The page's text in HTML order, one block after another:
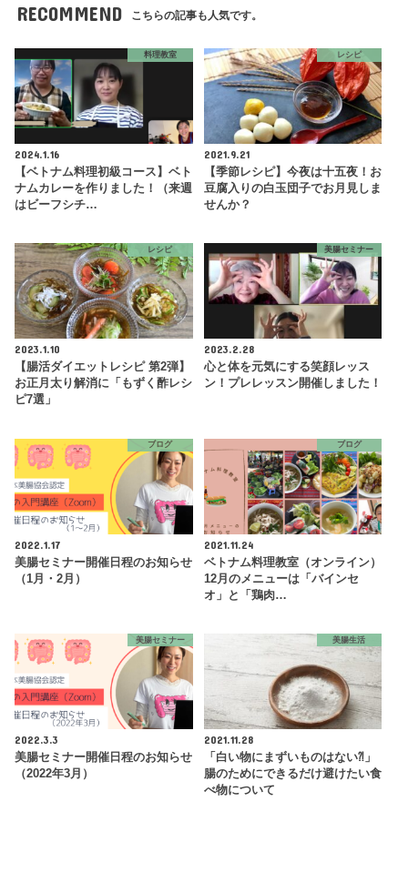
RECOMMEND こちらの記事も人気です。
料理教室
2024.1.16
【ベトナム料理初級コース】ベト
ナムカレーを作りました！（来週
はビーフシチ…
レシピ
2021.9.21
【季節レシピ】今夜は十五夜！お
豆腐入りの白玉団子でお月見しま
せんか？
レシピ
2023.1.10
【腸活ダイエットレシピ 第2弾】
お正月太り解消に「もずく酢レシ
ピ7選」
美腸セミナー
2023.2.28
心と体を元気にする笑顔レッス
ン！プレレッスン開催しました！
ブログ
2022.1.17
美腸セミナー開催日程のお知らせ
（1月・2月）
ブログ
2021.11.24
ベトナム料理教室（オンライン）
12月のメニューは「バインセ
オ」と「鶏肉…
美腸セミナー
2022.3.3
美腸セミナー開催日程のお知らせ
（2022年3月）
美腸生活
2021.11.28
「白い物にまずいものはない⁈」
腸のためにできるだけ避けたい食
べ物について